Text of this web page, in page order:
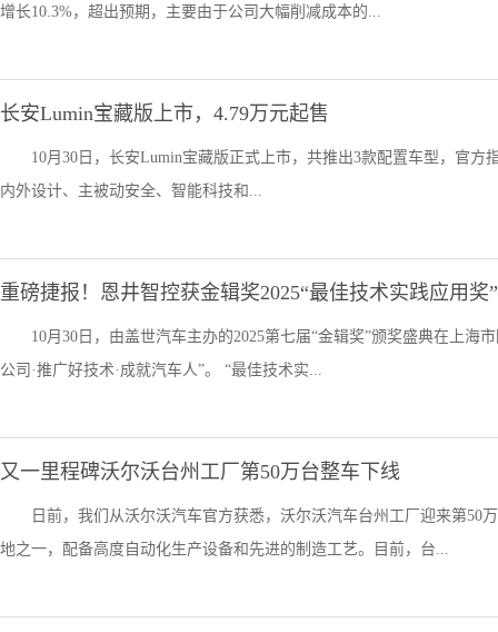
增长10.3%，超出预期，主要由于公司大幅削减成本的...
长安Lumin宝藏版上市，4.79万元起售
10月30日，长安Lumin宝藏版正式上市，共推出3款配置车型，官方
内外设计、主被动安全、智能科技和...
重磅捷报！恩井智控获金辑奖2025“最佳技术实践应用奖”
10月30日，由盖世汽车主办的2025第七届“金辑奖”颁奖盛典在上海
公司·推广好技术·成就汽车人”。 “最佳技术实...
又一里程碑沃尔沃台州工厂第50万台整车下线
日前，我们从沃尔沃汽车官方获悉，沃尔沃汽车台州工厂迎来第
地之一，配备高度自动化生产设备和先进的制造工艺。目前，台...